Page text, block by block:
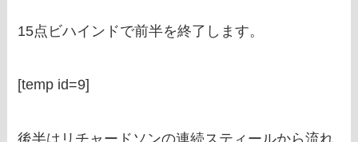
15点ビハインドで前半を終了します。
[temp id=9]